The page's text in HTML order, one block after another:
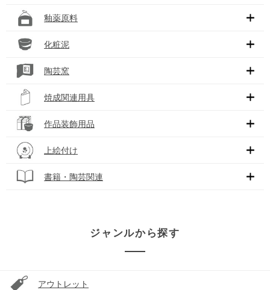
釉薬原料
化粧泥
陶芸窯
焼成関連用具
作品装飾用品
上絵付け
書籍・陶芸関連
ジャンルから探す
アウトレット